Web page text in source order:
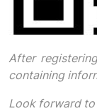
After
containing
Look forward to